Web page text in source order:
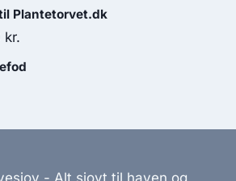
Plantetorvet.dk
kr.
- Alt sjovt til haven og